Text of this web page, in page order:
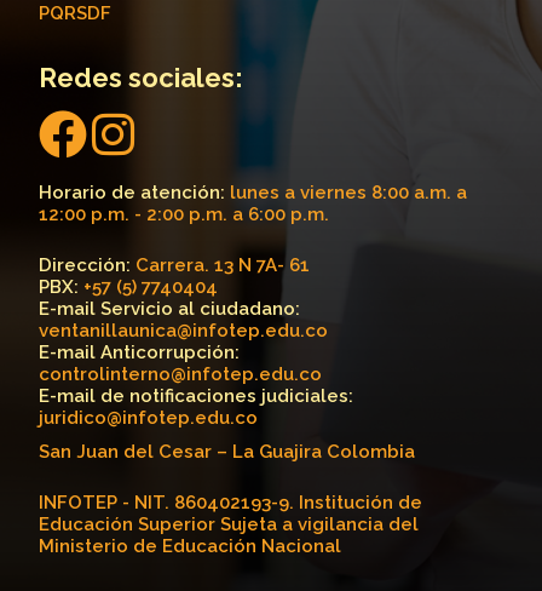
PQRSDF
Redes sociales:
Horario de atención: lunes a viernes 8:00 a.m. a
12:00 p.m. - 2:00 p.m. a 6:00 p.m.
Dirección: Carrera. 13 N 7A- 61
PBX: +57 (5) 7740404
E-mail Servicio al ciudadano:
ventanillaunica@infotep.edu.co
E-mail Anticorrupción:
controlinterno@infotep.edu.co
E-mail de notificaciones judiciales:
juridico@infotep.edu.co
San Juan del Cesar – La Guajira Colombia
INFOTEP - NIT. 860402193-9. Institución de
Educación Superior Sujeta a vigilancia del
Ministerio de Educación Nacional